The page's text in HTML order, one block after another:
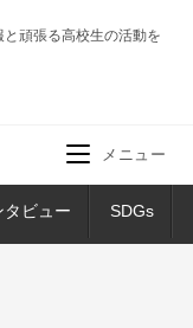
頑張る高校生の活動を
タビュー SDGs
メニュー